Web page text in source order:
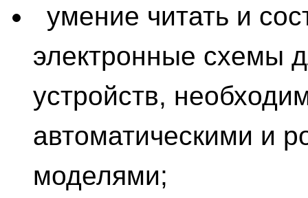
умение читать и
электронные схемы
устройств,
автоматическими и
моделями;